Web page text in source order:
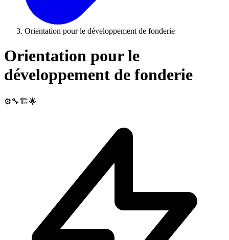
Orientation pour le développement de fonderie
Orientation pour le
développement de fonderie
⚙️🔧🏗️🌟